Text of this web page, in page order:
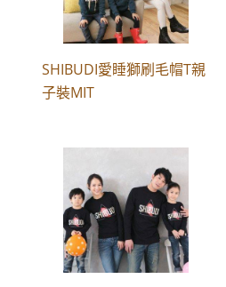
SHIBUDI愛睡獅刷毛帽T親
子裝MIT